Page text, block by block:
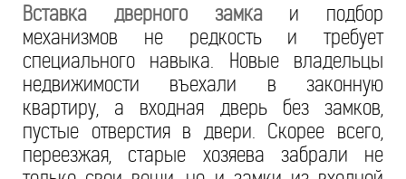
Вставка дверного замкаи подбор
механизмов не редкость и требует
специального навыка. Новые владельцы
недвижимости въехали в законную
квартиру, а входная дверь без замков,
пустые отверстия в двери. Скорее всего,
переезжая, старые хозяева забрали не